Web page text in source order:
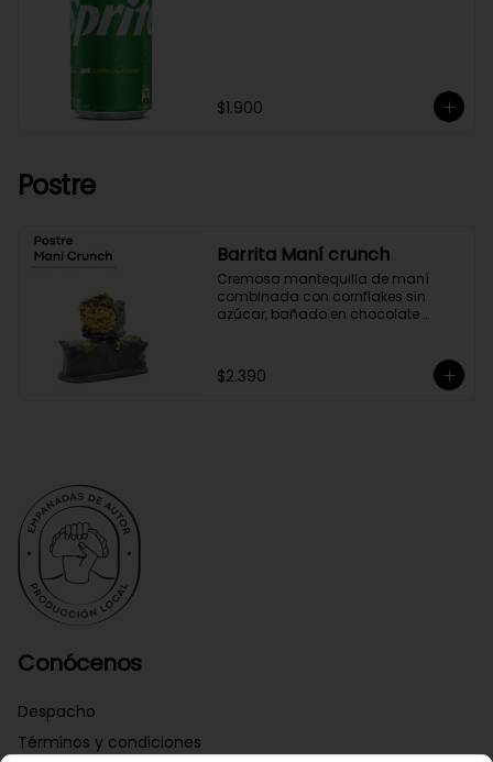
$1.900
Postre
Barrita Maní crunch
Cremosa mantequilla de maní
combinada con cornflakes sin
azúcar, bañado en chocolate
$2.390
Conócenos
Despacho
Términos y condiciones